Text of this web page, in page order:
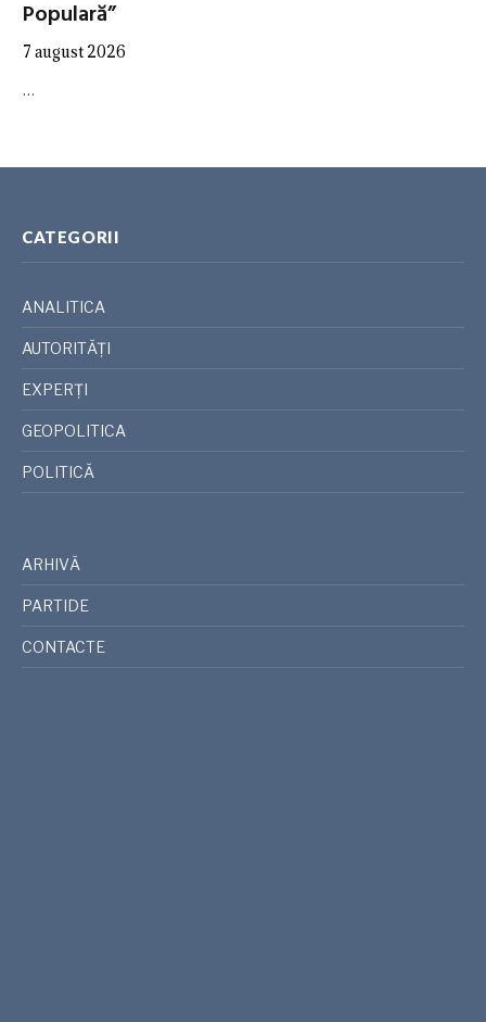
Populară”
7 august 2026
…
CATEGORII
ANALITICA
AUTORITĂȚI
EXPERȚI
GEOPOLITICA
POLITICĂ
ARHIVĂ
PARTIDE
CONTACTE